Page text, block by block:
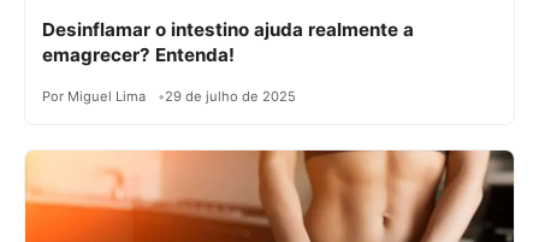
Desinflamar o intestino ajuda realmente a
emagrecer? Entenda!
Por Miguel Lima 29 de julho de 2025